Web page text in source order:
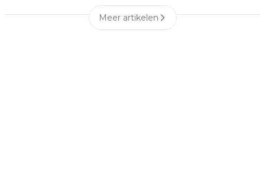
Meer artikelen